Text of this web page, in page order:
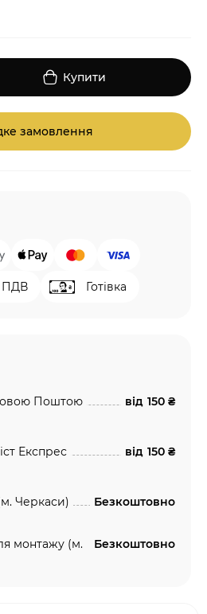
Купити
замовлення
ПДВ Готівка
Поштою від 150 ₴
Експрес від 150 ₴
Черкаси) Безкоштовно
монтажу (м.
Безкоштовно